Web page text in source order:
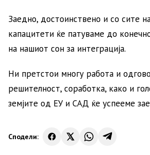
Заедно, достоинствено и со сите
капацитети ќе патуваме до
на нашиот сон за интеграција.
Ни претстои многу работа и
решителност, соработка, како и
земјите од ЕУ и САД ќе успееме
Сподели: